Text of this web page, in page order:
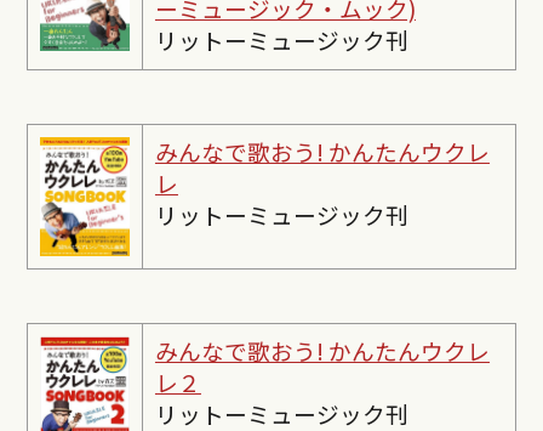
ーミュージック・ムック)
リットーミュージック刊
みんなで歌おう! かんたんウクレ
レ
リットーミュージック刊
みんなで歌おう! かんたんウクレ
レ２
リットーミュージック刊